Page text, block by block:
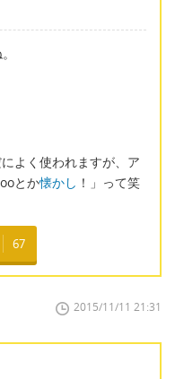
よく使われますが、ア
とか懐かし ！」って笑
67
2015/11/11 21:31